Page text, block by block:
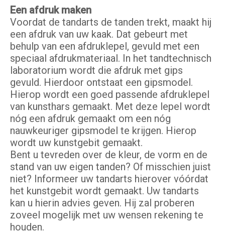
Een afdruk maken
Voordat de tandarts de tanden trekt, maakt hij
een afdruk van uw kaak. Dat gebeurt met
behulp van een afdruklepel, gevuld met een
speciaal afdrukmateriaal. In het tandtechnisch
laboratorium wordt die afdruk met gips
gevuld. Hierdoor ontstaat een gipsmodel.
Hierop wordt een goed passende afdruklepel
van kunsthars gemaakt. Met deze lepel wordt
nóg een afdruk gemaakt om een nóg
nauwkeuriger gipsmodel te krijgen. Hierop
wordt uw kunstgebit gemaakt.
Bent u tevreden over de kleur, de vorm en de
stand van uw eigen tanden? Of misschien juist
niet? Informeer uw tandarts hierover vóórdat
het kunstgebit wordt gemaakt. Uw tandarts
kan u hierin advies geven. Hij zal proberen
zoveel mogelijk met uw wensen rekening te
houden.